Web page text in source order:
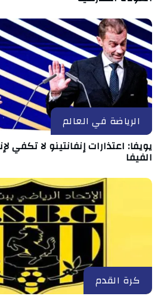
الرياضة في العالم
يويفا: اعتذارات إنفانتينو لا تكفي
الفيفا
كرة القدم